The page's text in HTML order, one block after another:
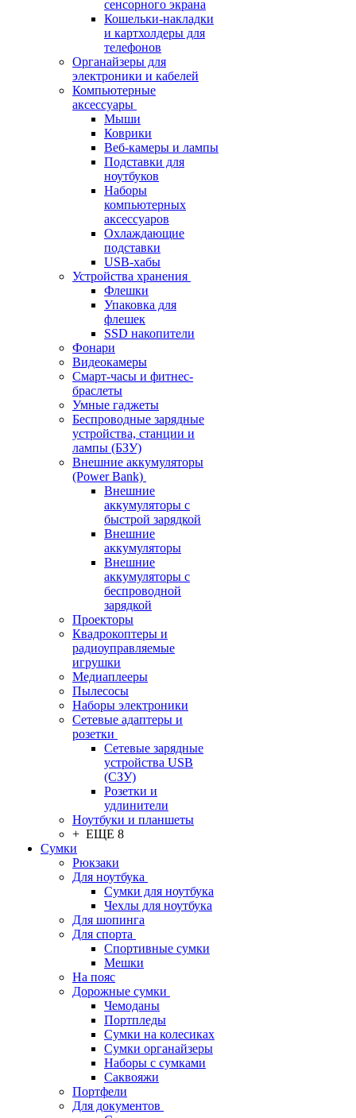
сенсорного экрана
Кошельки-накладки
и картхолдеры для
телефонов
Органайзеры для
электроники и кабелей
Компьютерные
аксессуары
Мыши
Коврики
Веб-камеры и лампы
Подставки для
ноутбуков
Наборы
компьютерных
аксессуаров
Охлаждающие
подставки
USB-хабы
Устройства хранения
Флешки
Упаковка для
флешек
SSD накопители
Фонари
Видеокамеры
Смарт-часы и фитнес-
браслеты
Умные гаджеты
Беспроводные зарядные
устройства, станции и
лампы (БЗУ)
Внешние аккумуляторы
(Power Bank)
Внешние
аккумуляторы с
быстрой зарядкой
Внешние
аккумуляторы
Внешние
аккумуляторы с
беспроводной
зарядкой
Проекторы
Квадрокоптеры и
радиоуправляемые
игрушки
Медиаплееры
Пылесосы
Наборы электроники
Сетевые адаптеры и
розетки
Сетевые зарядные
устройства USB
(СЗУ)
Розетки и
удлинители
Ноутбуки и планшеты
+ ЕЩЕ 8
Сумки
Рюкзаки
Для ноутбука
Сумки для ноутбука
Чехлы для ноутбука
Для шопинга
Для спорта
Спортивные сумки
Мешки
На пояс
Дорожные сумки
Чемоданы
Портпледы
Сумки на колесиках
Сумки органайзеры
Наборы с сумками
Саквояжи
Портфели
Для документов